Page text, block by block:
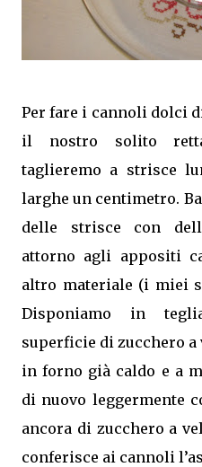
Per fare i cannoli dolci
il nostro solito
taglieremo a strisce
larghe un centimetro.
delle strisce con
attorno agli appositi
altro materiale (i miei
Disponiamo in
superficie di zucchero a
in forno già caldo e a
di nuovo leggermente
ancora di zucchero a
conferisce ai cannoli